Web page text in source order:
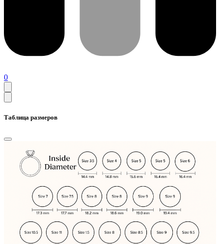
0
Таблица размеров